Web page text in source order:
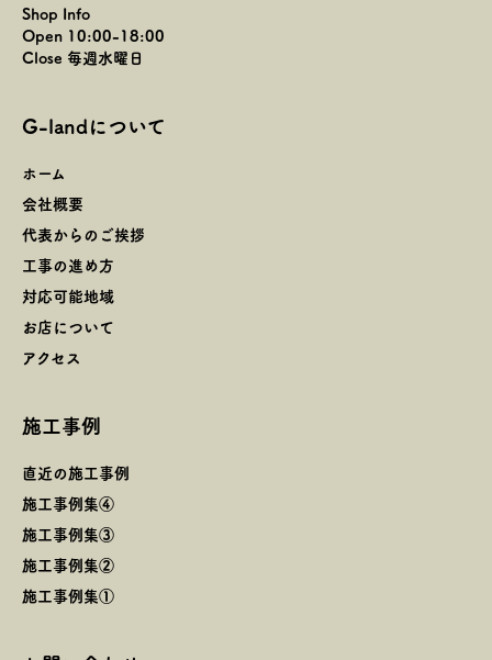
Shop Info
Open 10:00-18:00
Close 毎週水曜日
G-landについて
ホーム
会社概要
代表からのご挨拶
工事の進め方
対応可能地域
お店について
アクセス
施工事例
直近の施工事例
施工事例集④
施工事例集③
施工事例集②
施工事例集①